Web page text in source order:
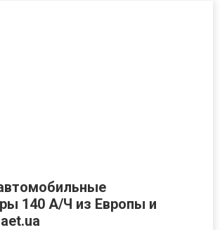
140 А/Ч из Европы и